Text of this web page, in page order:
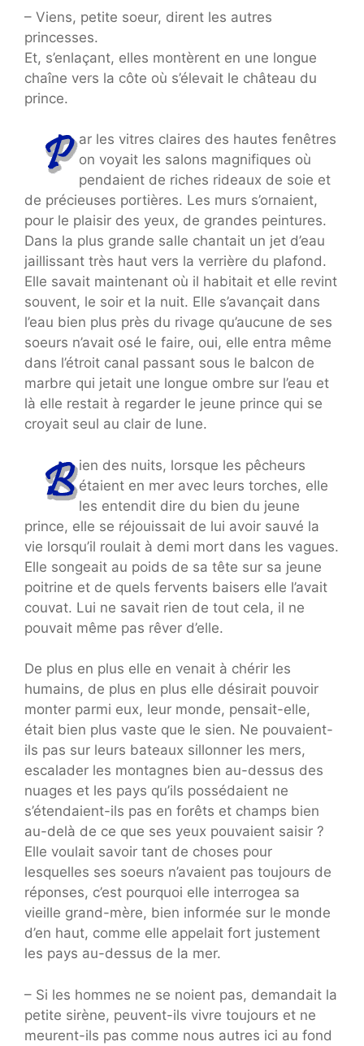
– Viens, petite soeur, dirent les autres
princesses.
Et, s’enlaçant, elles montèrent en une longue
chaîne vers la côte où s’élevait le château du
prince.
ar les vitres claires des hautes fenêtres
on voyait les salons magnifiques où
pendaient de riches rideaux de soie et
de précieuses portières. Les murs s’ornaient,
pour le plaisir des yeux, de grandes peintures.
Dans la plus grande salle chantait un jet d’eau
jaillissant très haut vers la verrière du plafond.
Elle savait maintenant où il habitait et elle revint
souvent, le soir et la nuit. Elle s’avançait dans
l’eau bien plus près du rivage qu’aucune de ses
soeurs n’avait osé le faire, oui, elle entra même
dans l’étroit canal passant sous le balcon de
marbre qui jetait une longue ombre sur l’eau et
là elle restait à regarder le jeune prince qui se
croyait seul au clair de lune.
ien des nuits, lorsque les pêcheurs
étaient en mer avec leurs torches, elle
les entendit dire du bien du jeune
prince, elle se réjouissait de lui avoir sauvé la
vie lorsqu’il roulait à demi mort dans les vagues.
Elle songeait au poids de sa tête sur sa jeune
poitrine et de quels fervents baisers elle l’avait
couvat. Lui ne savait rien de tout cela, il ne
pouvait même pas rêver d’elle.
De plus en plus elle en venait à chérir les
humains, de plus en plus elle désirait pouvoir
monter parmi eux, leur monde, pensait-elle,
était bien plus vaste que le sien. Ne pouvaient-
ils pas sur leurs bateaux sillonner les mers,
escalader les montagnes bien au-dessus des
nuages et les pays qu’ils possédaient ne
s’étendaient-ils pas en forêts et champs bien
au-delà de ce que ses yeux pouvaient saisir ?
Elle voulait savoir tant de choses pour
lesquelles ses soeurs n’avaient pas toujours de
réponses, c’est pourquoi elle interrogea sa
vieille grand-mère, bien informée sur le monde
d’en haut, comme elle appelait fort justement
les pays au-dessus de la mer.
– Si les hommes ne se noient pas, demandait la
petite sirène, peuvent-ils vivre toujours et ne
meurent-ils pas comme nous autres ici au fond